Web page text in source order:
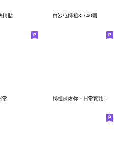
情貼 白沙屯媽祖3D-40圖
常